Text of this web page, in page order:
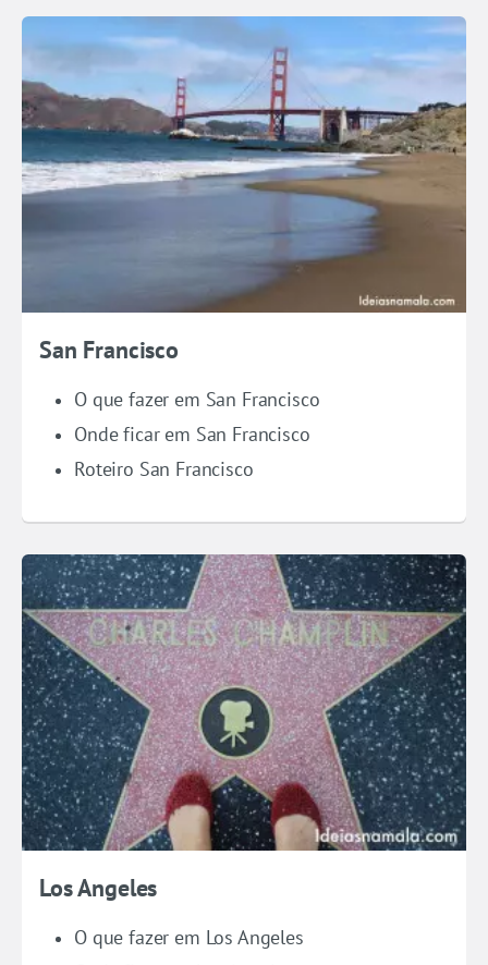
San Francisco
O que fazer em San Francisco
Onde ficar em San Francisco
Roteiro San Francisco
Los Angeles
O que fazer em Los Angeles